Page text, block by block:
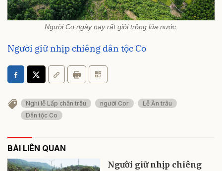
Người Co ngày nay rất giỏi trồng lúa nước.
Người giữ nhịp chiêng dân tộc Co
Nghi lễ Lấp chân trâu người Cor
Lễ Ăn trâu
Dân tộc Co
BÀI LIÊN QUAN
Người giữ nhịp chiêng